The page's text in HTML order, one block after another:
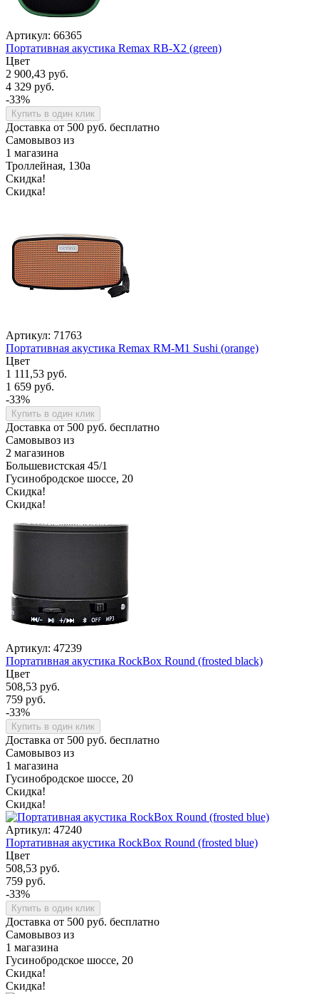
Артикул: 66365
Портативная акустика Remax RB-X2 (green)
Цвет
2 900,43 руб.
4 329 руб.
-33%
Купить в один клик
Доставка от 500 руб. бесплатно
Самовывоз из
1 магазина
Троллейная, 130а
Скидка!
Скидка!
Артикул: 71763
Портативная акустика Remax RM-M1 Sushi (orange)
Цвет
1 111,53 руб.
1 659 руб.
-33%
Купить в один клик
Доставка от 500 руб. бесплатно
Самовывоз из
2 магазинов
Большевистская 45/1
Гусинобродское шоссе, 20
Скидка!
Скидка!
Артикул: 47239
Портативная акустика RockBox Round (frosted black)
Цвет
508,53 руб.
759 руб.
-33%
Купить в один клик
Доставка от 500 руб. бесплатно
Самовывоз из
1 магазина
Гусинобродское шоссе, 20
Скидка!
Скидка!
Артикул: 47240
Портативная акустика RockBox Round (frosted blue)
Цвет
508,53 руб.
759 руб.
-33%
Купить в один клик
Доставка от 500 руб. бесплатно
Самовывоз из
1 магазина
Гусинобродское шоссе, 20
Скидка!
Скидка!